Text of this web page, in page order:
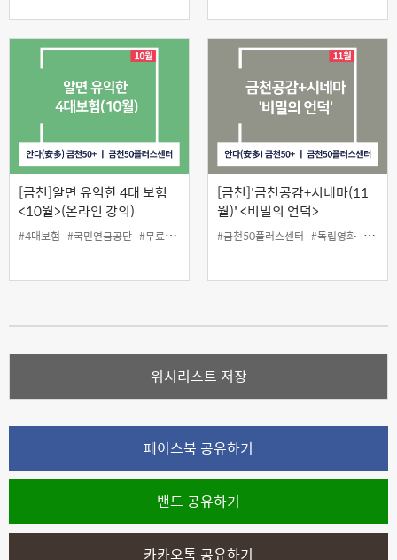
[금천]알면 유익한 4대 보험
<10월>(온라인 강의)
#4대보험 #국민연금공단 #무료 #인생설계
[금천]'금천공감+시네마(11
월)' <비밀의 언덕>
#금천50플러스센터 #독립영화 #무료
위시리스트 저장
페이스북 공유하기
밴드 공유하기
카카오톡 공유하기